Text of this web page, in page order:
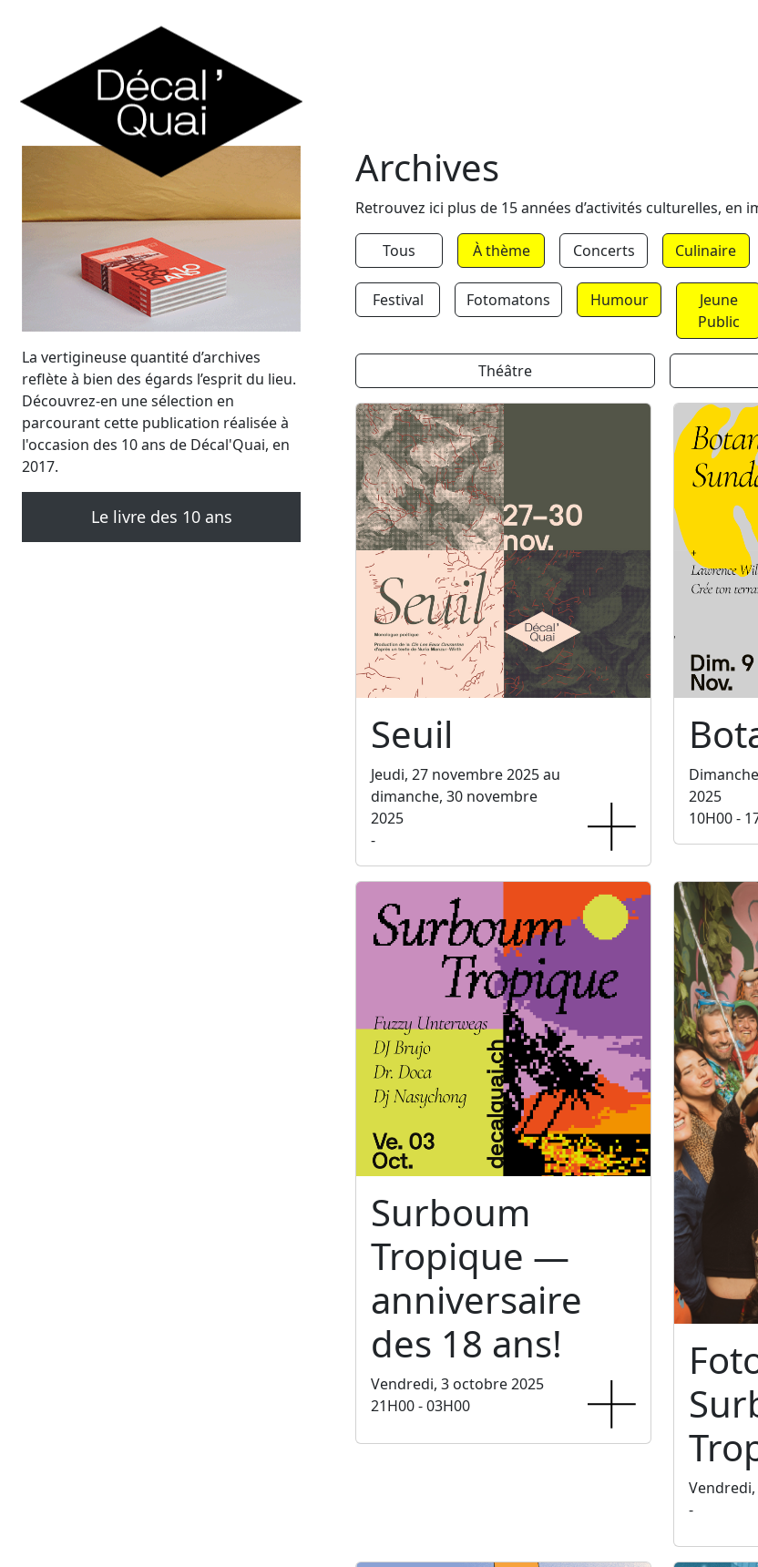
La vertigineuse quantité d’archives
reflète à bien des égards l’esprit du lieu.
Découvrez-en une sélection en
parcourant cette publication réalisée à
l'occasion des 10 ans de Décal'Quai, en
2017.
Le livre des 10 ans
Archives
Retrouvez ici plus de 15 années d’activités culturelles, en
Tous À thème Concerts Culinaire
Festival Fotomatons Humour
Jeune
Public
Théâtre
Seuil
Jeudi, 27 novembre 2025 au
dimanche, 30 novembre
2025
-
2025
10H00 -
Surboum
Tropique —
anniversaire
des 18 ans!
Vendredi, 3 octobre 2025
21H00 - 03H00
-